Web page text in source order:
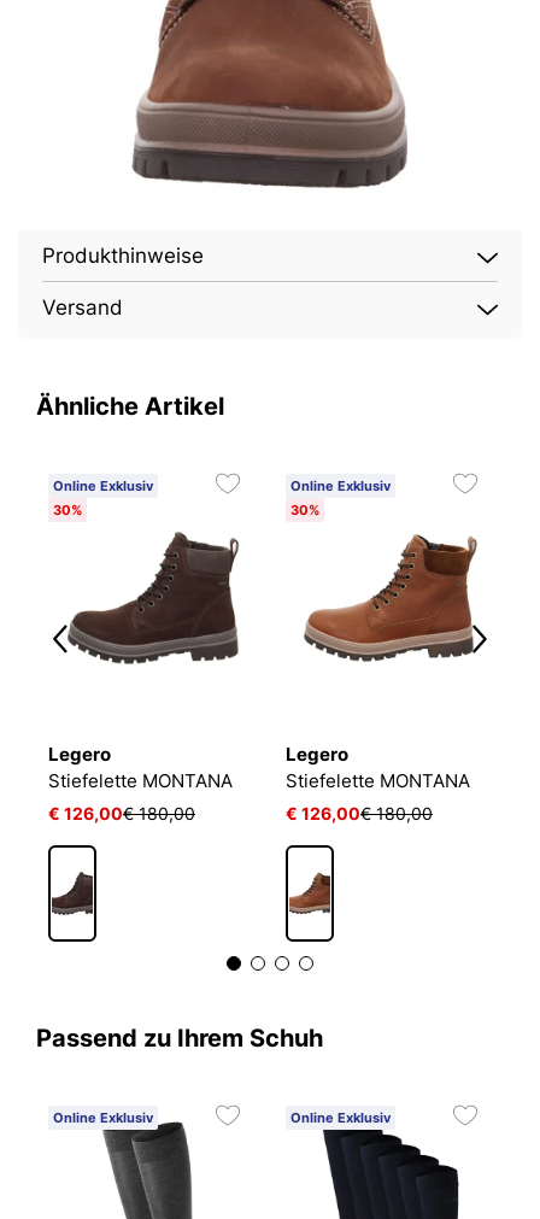
Produkthinweise
Versand
Ähnliche Artikel
Online Exklusiv
30%
Legero
Stiefelette MONTANA
€ 126,00€ 180,00
Online Exklusiv
30%
Legero
Stiefelette MONTANA
€ 126,00€ 180,00
Passend zu Ihrem Schuh
Online Exklusiv Online Exklusiv